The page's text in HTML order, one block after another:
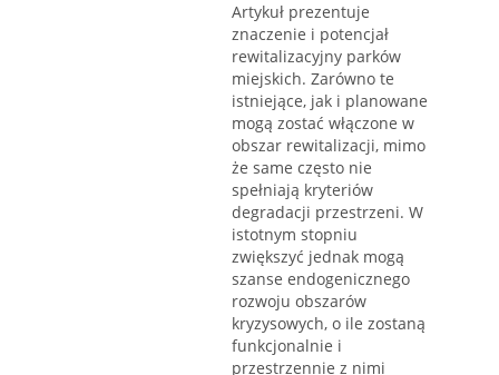
Artykuł prezentuje
znaczenie i potencjał
rewitalizacyjny parków
miejskich. Zarówno te
istniejące, jak i planowane
mogą zostać włączone w
obszar rewitalizacji, mimo
że same często nie
spełniają kryteriów
degradacji przestrzeni. W
istotnym stopniu
zwiększyć jednak mogą
szanse endogenicznego
rozwoju obszarów
kryzysowych, o ile zostaną
funkcjonalnie i
przestrzennie z nimi